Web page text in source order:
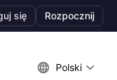
się Rozpocznij
Polski